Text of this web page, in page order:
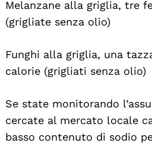
Melanzane alla griglia, tre
(grigliate senza olio)
Funghi alla griglia, una
calorie (grigliati senza olio)
Se state monitorando
cercate al mercato locale
basso contenuto di sodio